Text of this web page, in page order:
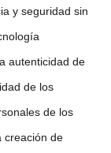
y seguridad sin
autenticidad de
de los
de los
creación de